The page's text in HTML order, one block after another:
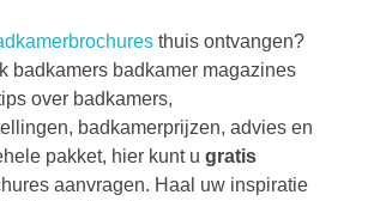
thuis ontvangen?
badkamers badkamer magazines
over badkamers,
badkamerprijzen, advies en
pakket, hier kunt u gratis
aanvragen. Haal uw inspiratie